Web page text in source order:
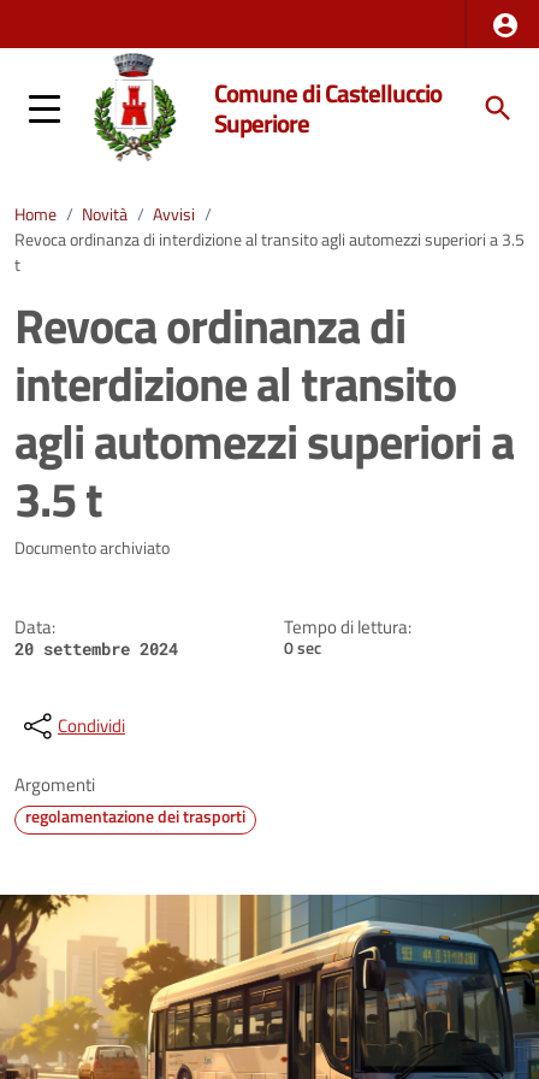
Comune di Castelluccio
Superiore
Home / Novità / Avvisi /
Revoca ordinanza di interdizione al transito agli automezzi superiori a 3.5
t
Revoca ordinanza di
interdizione al transito
agli automezzi superiori a
3.5 t
Dettagli della notizia
Documento archiviato
Data:
20 settembre 2024
Tempo di lettura:
0 sec
Condividi
Argomenti
regolamentazione dei trasporti